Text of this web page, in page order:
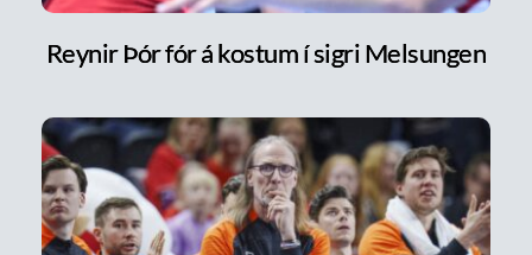
Reynir Þór fór á kostum í sigri Melsungen